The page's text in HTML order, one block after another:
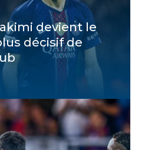
devient le
décisif de